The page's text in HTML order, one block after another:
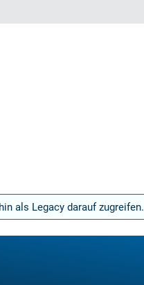
als Legacy darauf zugreifen.